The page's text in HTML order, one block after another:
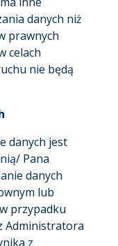
danych niż
prawnych
celach
nie będą
danych jest
Pana
danych
lub
przypadku
Administratora
z